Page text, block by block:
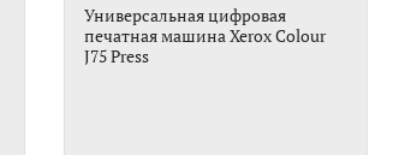
Универсальная цифровая
печатная машина Xerox Colour
J75 Press